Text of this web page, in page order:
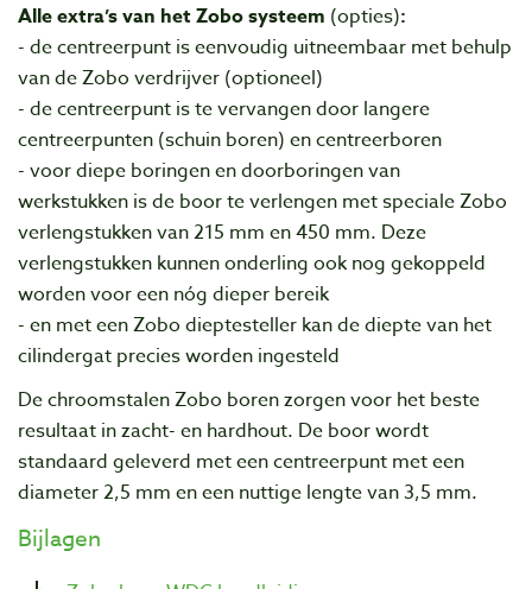
Alle extra’s van het Zobo systeem (opties):
- de centreerpunt is eenvoudig uitneembaar met behulp
van de Zobo verdrijver (optioneel)
- de centreerpunt is te vervangen door langere
centreerpunten (schuin boren) en centreerboren
- voor diepe boringen en doorboringen van
werkstukken is de boor te verlengen met speciale Zobo
verlengstukken van 215 mm en 450 mm. Deze
verlengstukken kunnen onderling ook nog gekoppeld
worden voor een nóg dieper bereik
- en met een Zobo dieptesteller kan de diepte van het
cilindergat precies worden ingesteld
De chroomstalen Zobo boren zorgen voor het beste
resultaat in zacht- en hardhout. De boor wordt
standaard geleverd met een centreerpunt met een
diameter 2,5 mm en een nuttige lengte van 3,5 mm.
Bijlagen